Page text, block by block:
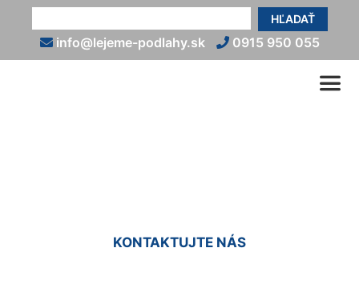
HĽADAŤ
info@lejeme-podlahy.sk 0915 950 055
KONTAKTUJTE NÁS